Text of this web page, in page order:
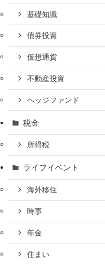
基礎知識
債券投資
仮想通貨
不動産投資
ヘッジファンド
税金
所得税
ライフイベント
海外移住
時事
年金
住まい